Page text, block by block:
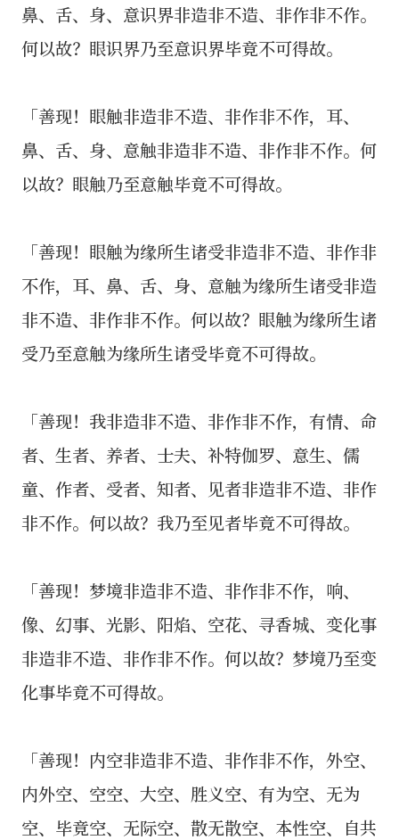
鼻、舌、身、意识界非造非不造、非作非不作。
何以故？眼识界乃至意识界毕竟不可得故。
「善现！眼触非造非不造、非作非不作，耳、
鼻、舌、身、意触非造非不造、非作非不作。何
以故？眼触乃至意触毕竟不可得故。
「善现！眼触为缘所生诸受非造非不造、非作非
不作，耳、鼻、舌、身、意触为缘所生诸受非造
非不造、非作非不作。何以故？眼触为缘所生诸
受乃至意触为缘所生诸受毕竟不可得故。
「善现！我非造非不造、非作非不作，有情、命
者、生者、养者、士夫、补特伽罗、意生、儒
童、作者、受者、知者、见者非造非不造、非作
非不作。何以故？我乃至见者毕竟不可得故。
「善现！梦境非造非不造、非作非不作，响、
像、幻事、光影、阳焰、空花、寻香城、变化事
非造非不造、非作非不作。何以故？梦境乃至变
化事毕竟不可得故。
「善现！内空非造非不造、非作非不作，外空、
内外空、空空、大空、胜义空、有为空、无为
空、毕竟空、无际空、散无散空、本性空、自共